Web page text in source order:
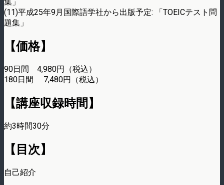
集」
(11)平成25年9月国際語学社から出版予定: 「TOEICテスト問
題集」
【価格】
90日間 4,980円（税込）
180日間 7,480円（税込）
【講座収録時間】
約3時間30分
【目次】
自己紹介